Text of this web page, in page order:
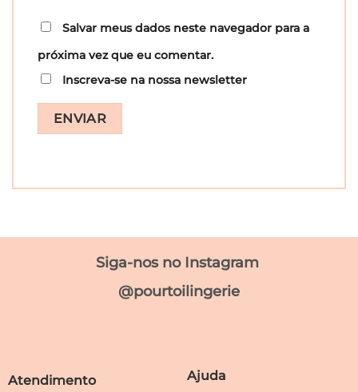
Salvar meus dados neste navegador para a
próxima vez que eu comentar.
Inscreva-se na nossa newsletter
Siga-nos no Instagram
@pourtoilingerie
Atendimento Ajuda